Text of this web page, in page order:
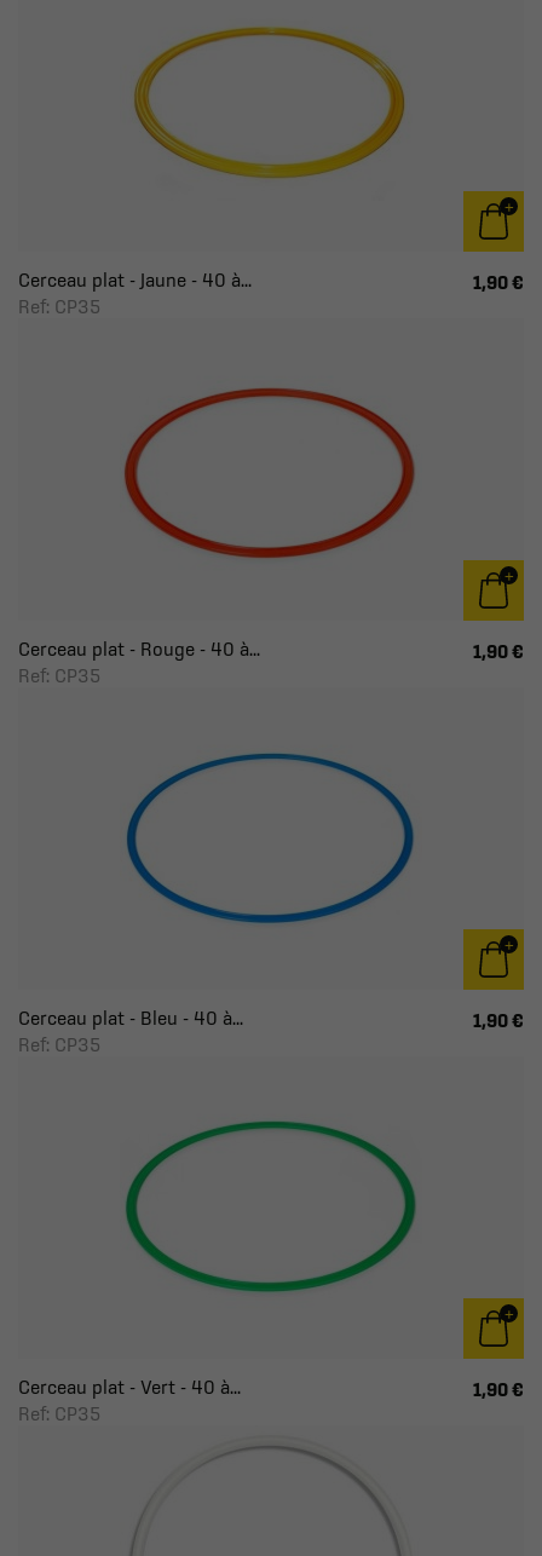
Cerceau plat - Jaune - 40 à...
Ref: CP35
1,90 €
Cerceau plat - Rouge - 40 à...
Ref: CP35
1,90 €
Cerceau plat - Bleu - 40 à...
Ref: CP35
1,90 €
Cerceau plat - Vert - 40 à...
Ref: CP35
1,90 €